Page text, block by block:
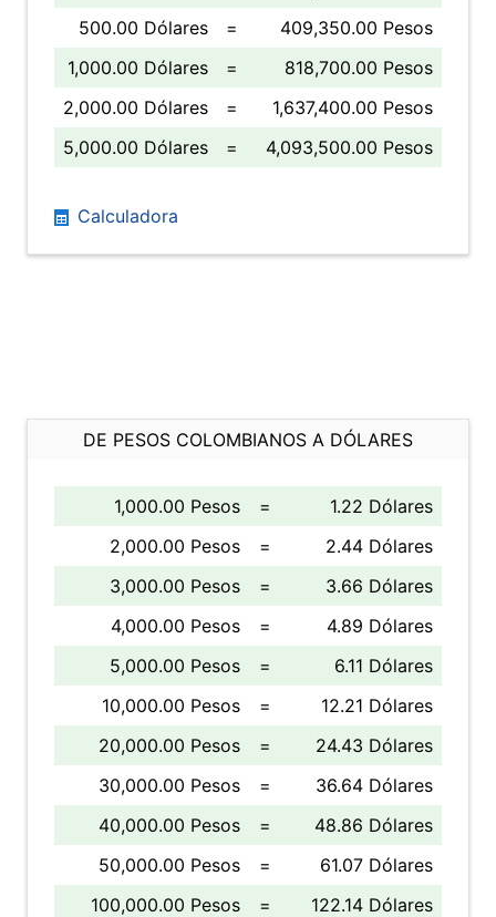
500.00 Dólares
=
409,350.00 Pesos
1,000.00 Dólares
=
818,700.00 Pesos
2,000.00 Dólares
=
1,637,400.00 Pesos
5,000.00 Dólares
= 4,093,500.00 Pesos
Calculadora
DE PESOS COLOMBIANOS A DÓLARES
1,000.00 Pesos =
1.22 Dólares
2,000.00 Pesos
=
2.44 Dólares
3,000.00 Pesos
=
3.66 Dólares
4,000.00 Pesos
=
4.89 Dólares
5,000.00 Pesos
=
6.11 Dólares
10,000.00 Pesos
=
12.21 Dólares
20,000.00 Pesos
=
24.43 Dólares
30,000.00 Pesos
=
36.64 Dólares
40,000.00 Pesos
=
48.86 Dólares
50,000.00 Pesos
=
61.07 Dólares
100,000.00 Pesos
= 122.14 Dólares